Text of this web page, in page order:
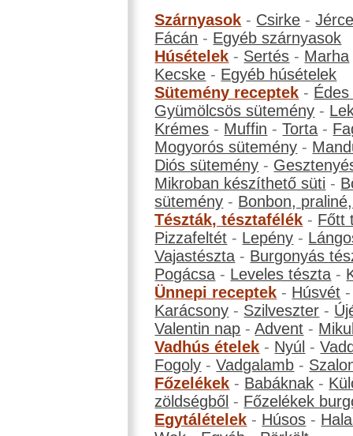
Szárnyasok - Csirke -
Fácán - Egyéb szárnyasok
Húsételek - Sertés - Marha
Kecske - Egyéb húsételek
Sütemény receptek -
Gyümölcsös sütemény -
Krémes - Muffin -Torta -
Mogyorós sütemény -
Diós sütemény -
Mikroban készíthető süti -
sütemény - Bonbon,
Tészták, tésztafélék - Főtt
Pizzafeltét - Lepény -
Vajastészta - Burgonyás
Pogácsa - Leveles tészta -
Ünnepi receptek - Húsvét
Karácsony - Szilveszter -
Valentin nap -Advent -
Vadhús ételek - Nyúl -
Fogoly -Vadgalamb -
Főzelékek - Babáknak -
zöldségből - Főzelékek
Egytálételek - Húsos -